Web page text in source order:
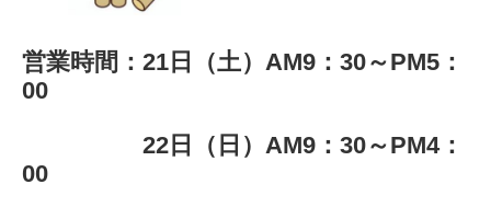
営業時間：21日（土）AM9：30～PM5：
00
22日（日）AM9：30～PM4：
00